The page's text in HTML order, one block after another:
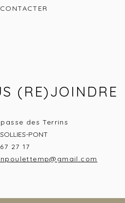
(RE)JOINDRE
des Terrins
PONT
27 17